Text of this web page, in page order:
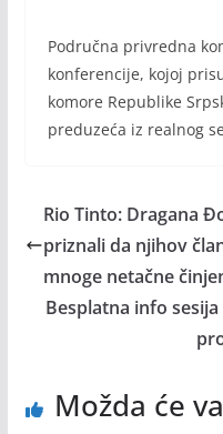
Područna privredna
konferencije, kojoj
komore Republike
preduzeća iz realnog
Rio Tinto: Dragana
priznali da njihov
mnoge netačne
Besplatna info
Možda će